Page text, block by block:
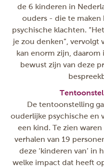
de 6 kinderen in
ouders - die te maken
psychische klachten.
je zou denken”, vervolgt
kan enorm zijn, daarom
bewust zijn van deze
De tentoonstelling
ouderlijke psychische en
een kind. Te zien
verhalen van 19
deze ‘kinderen van’ in
welke impact dat heeft